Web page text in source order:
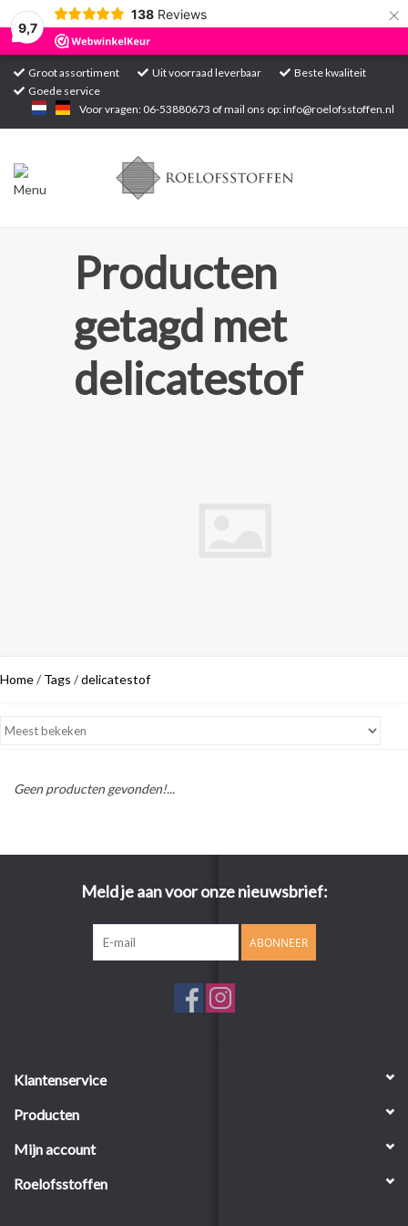
9,7
138 Reviews ×
Groot assortiment Uit voorraad leverbaar
Beste kwaliteit
Goede service
Voor vragen: 06-53880673 of mail ons op:info@roelofsstoffen.nl
Home
Producten
getagd met
delicatestof
Home/ Tags /delicatestof
Geen producten gevonden!...
Meld je aan voor onze nieuwsbrief:
ABONNEER
Klantenservice
Producten
Mijn account
Roelofsstoffen